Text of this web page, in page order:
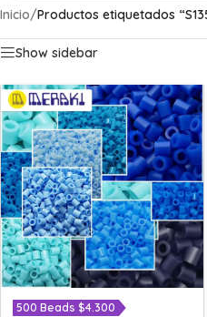
Inicio/Productos etiquetados
Show sidebar
500 Beads $4.300